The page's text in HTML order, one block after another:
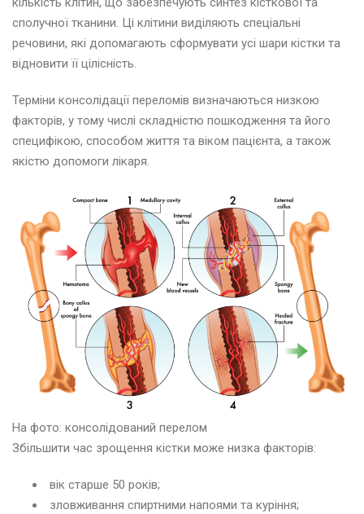
сполучної тканини. Ці клітини виділяють спеціальні
речовини, які допомагають сформувати усі шари кістки та
відновити її цілісність.
Терміни консолідації переломів визначаються низкою
факторів, у тому числі складністю пошкодження та його
специфікою, способом життя та віком пацієнта, а також
якістю допомоги лікаря.
На фото: консолідований перелом
Збільшити час зрощення кістки може низка факторів:
вік старше 50 років;
зловживання спиртними напоями та куріння;